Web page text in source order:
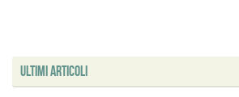
Ultimi articoli